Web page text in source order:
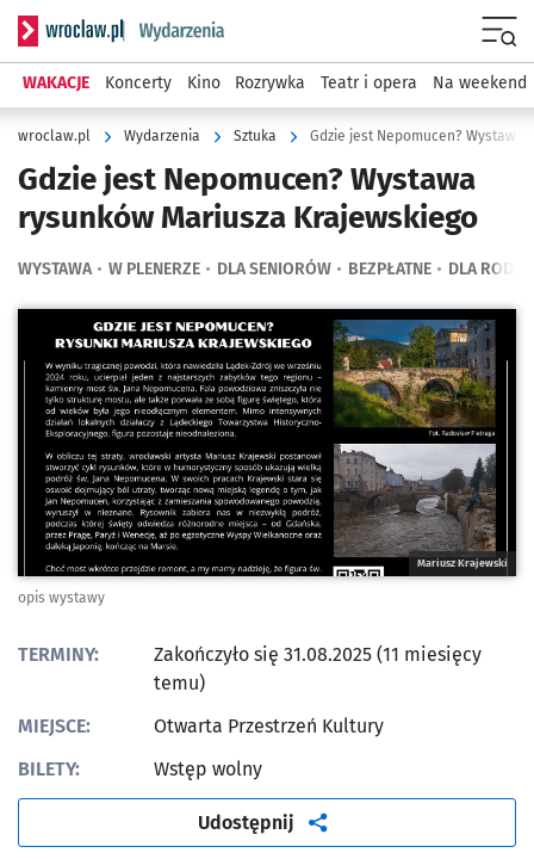
Serwis informacyjny wroclaw.pl podserwis: Wydarzenia
WAKACJE Koncerty Kino Rozrywka Teatr i opera Na weekend
wroclaw.pl Wydarzenia Sztuka Gdzie jest Nepomucen?
Gdzie jest Nepomucen? Wystawa
rysunków Mariusza Krajewskiego
WYSTAWA W PLENERZE DLA SENIORÓW BEZPŁATNE DLA
Kliknij, aby powiększyć
Mariusz Krajewski
opis wystawy
TERMINY:
Zakończyło się 31.08.2025 (11 miesięcy
temu)
MIEJSCE:
Otwarta Przestrzeń Kultury
BILETY:
Wstęp wolny
Udostępnij artykuł